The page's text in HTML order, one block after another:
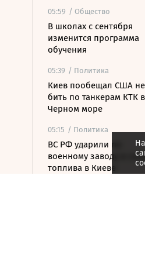
05:59 / Общество
В школах с сентября
изменится программа
обучения
05:39 / Политика
Киев пообещал США не
бить по танкерам КТК в
Черном море
05:15 / Политика
ВС РФ ударили по
военному заводу и
топлива в Киеве